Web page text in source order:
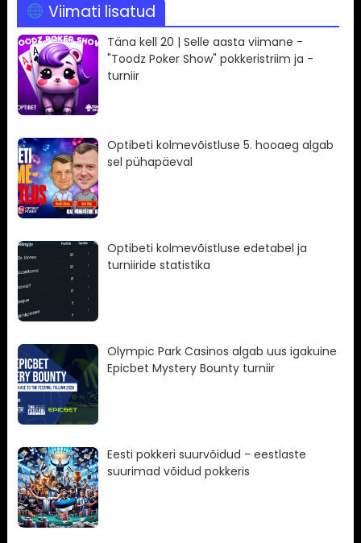
Viimati lisatud
Täna kell 20 | Selle aasta viimane -
"Toodz Poker Show" pokkeristriim ja -
turniir
Optibeti kolmevõistluse 5. hooaeg algab
sel pühapäeval
Optibeti kolmevõistluse edetabel ja
turniiride statistika
Olympic Park Casinos algab uus igakuine
Epicbet Mystery Bounty turniir
Eesti pokkeri suurvõidud - eestlaste
suurimad võidud pokkeris